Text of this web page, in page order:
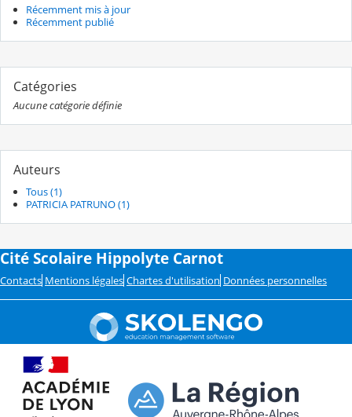
Récemment mis à jour
Récemment publié
Catégories
Aucune catégorie définie
Auteurs
Tous (1)
PATRICIA PATRUNO (1)
Cité Scolaire Hippolyte Carnot
Contacts Mentions légales Chartes d'utilisation Données personnelles